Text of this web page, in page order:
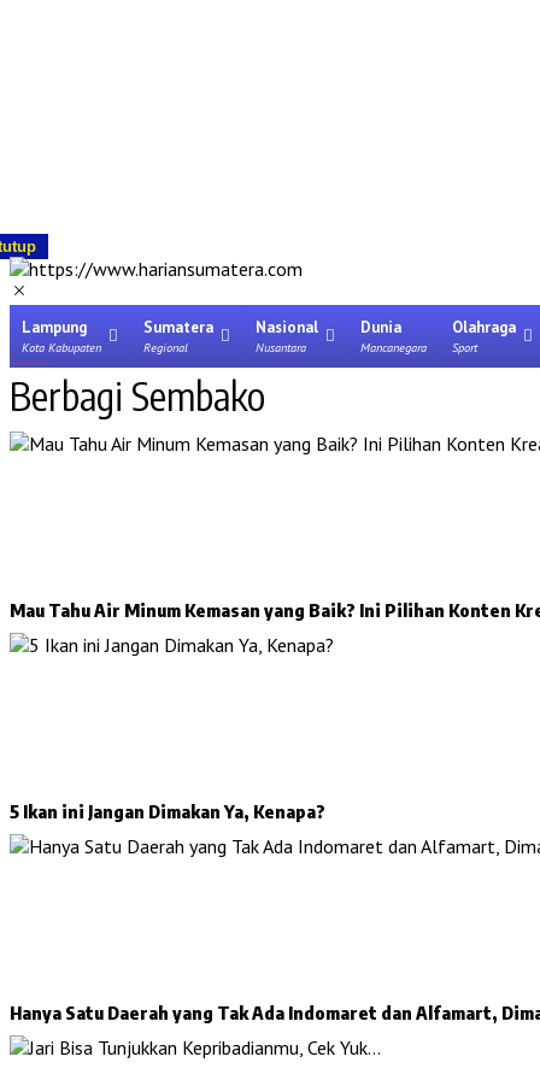
Lampung
Kota Kabupaten
Sumatera
Regional
Nasional
Nusantara
Dunia
Mancanegara
Olahraga
Sport
Berbagi Sembako
Mau Tahu Air Minum Kemasan yang Baik? Ini Pilihan Konten
5 Ikan ini Jangan Dimakan Ya, Kenapa?
Hanya Satu Daerah yang Tak Ada Indomaret dan Alfamart,